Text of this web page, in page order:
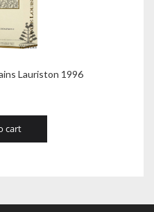
Lauriston 1996
cart